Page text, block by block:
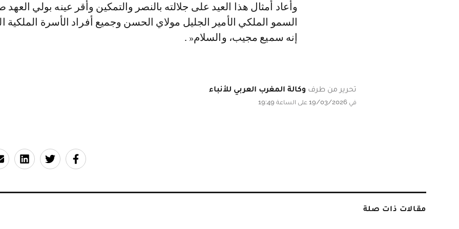
وأعاد أمثال هذا العيد على جلالته بالنصر والتمكين وأقر عينه بولي
السمو الملكي الأمير الجليل مولاي الحسن وجميع أفراد الأسرة الملكية
إنه سميع مجيب، والسلام« .
تحرير من طرف وكالة المغرب العربي للأنباء
في 19/03/2026 على الساعة 19:49
مقالات ذات صلة